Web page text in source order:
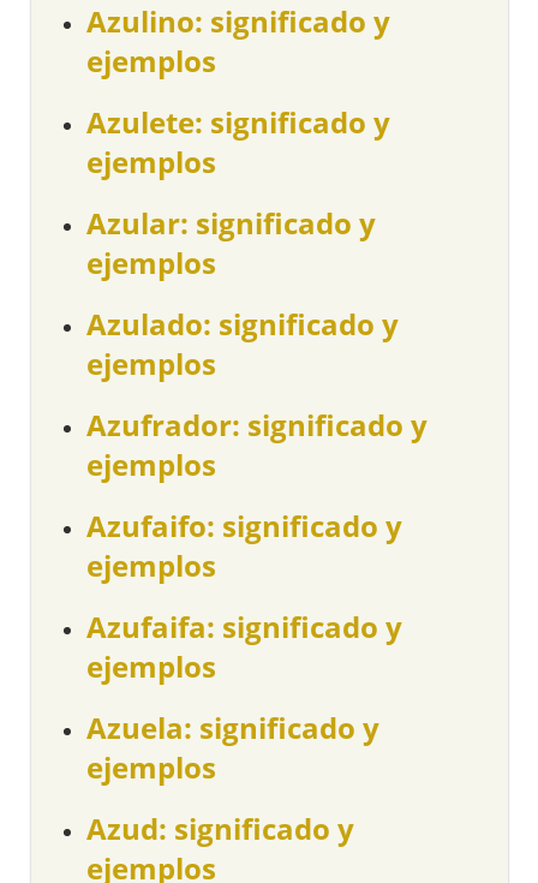
Azulino: significado y
ejemplos
Azulete: significado y
ejemplos
Azular: significado y
ejemplos
Azulado: significado y
ejemplos
Azufrador: significado y
ejemplos
Azufaifo: significado y
ejemplos
Azufaifa: significado y
ejemplos
Azuela: significado y
ejemplos
Azud: significado y
ejemplos